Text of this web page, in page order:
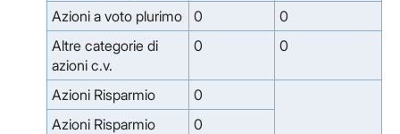
Azioni a voto plurimo
0
0
Altre categorie di
azioni c.v.
0 0
Azioni Risparmio
0
Azioni Risparmio
0